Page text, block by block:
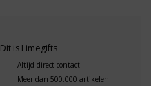
Dit is Limegifts
Altijd direct contact
Meer dan 500.000 artikelen